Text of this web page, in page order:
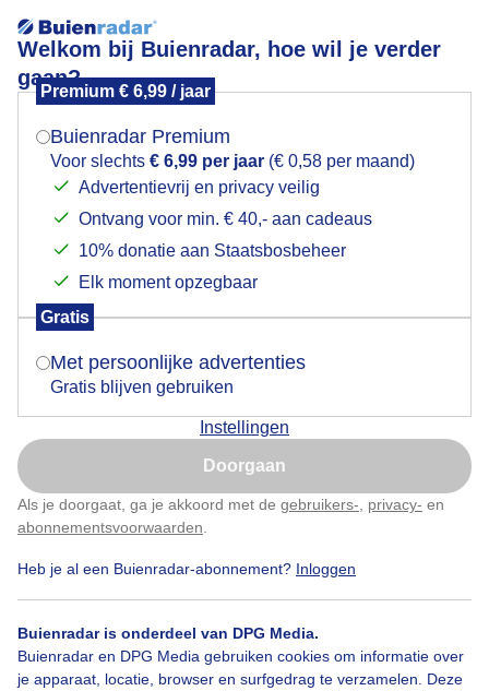
Welkom bij Buienradar, hoe wil je verder
gaan?
Premium € 6,99 / jaar
Buienradar Premium
Voor slechts € 6,99 per jaar (€ 0,58 per maand)
Advertentievrij en privacy veilig
Ontvang voor min. € 40,- aan cadeaus
10% donatie aan Staatsbosbeheer
Elk moment opzegbaar
Gratis
Met persoonlijke advertenties
Gratis blijven gebruiken
Instellingen
Doorgaan
Als je doorgaat, ga je akkoord met de gebruikers- privacy- en
abonnementsvoorwaarden
Heb je al een Buienradar-abonnement? Inloggen
Buienradar is onderdeel van DPG Media.
Buienradar en DPG Media gebruiken cookies om informatie over
je apparaat, locatie, browser en surfgedrag te verzamelen. Deze
leeg terras
Door: werner de vliegere Gemaakt: 16-05-2026, 40x bekeken
Lente Regen
Bekijk slideshow
Mogen we je locatie gebruiken voor het
Indien je hier nog geen akkoord op hebt gegeven,
verschijnt er zo een pop-up uit je browser waarin
Is goed, toon de popup
Nu niet, misschien later
Klik hierom dit aan te passen